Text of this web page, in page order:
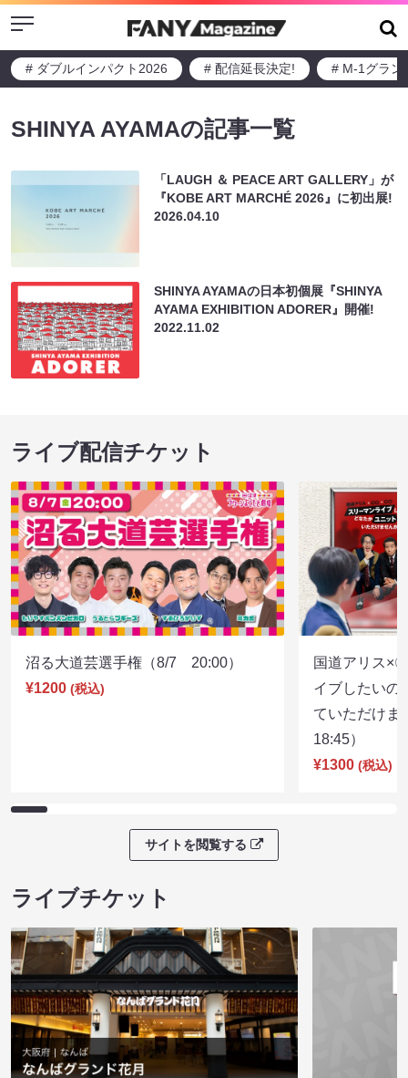
Menu
# ダブルインパクト2026 # 配信延長決定! # M-1グラン
SHINYA AYAMAの記事一覧
「LAUGH ＆ PEACE ART GALLERY」が
『KOBE ART MARCHÉ 2026』に初出展!
2026.04.10
SHINYA AYAMAの日本初個展『SHINYA
AYAMA EXHIBITION ADORER』開催!
2022.11.02
ライブ配信チケット
沼る大道芸選手権（8/7 20:00）
¥1200 (税込)
国道アリス×
イブしたいの
ていただけ
18:45）
¥1300 (税込)
サイトを閲覧する
ライブチケット